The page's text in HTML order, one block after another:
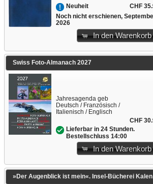
Neuheit
CHF
Noch nicht erschienen,
2026
In den Warenkorb
Swiss Foto-Almanach 2027
Jahresagenda geb
Deutsch / Französisch /
Italienisch / Englisch
CHF
Lieferbar in 24 Stunden.
Bestellschluss 14:00
In den Warenkorb
»Der